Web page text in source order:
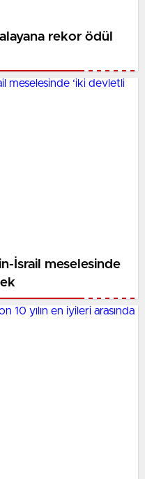
rekor ödül
İsrail meselesinde